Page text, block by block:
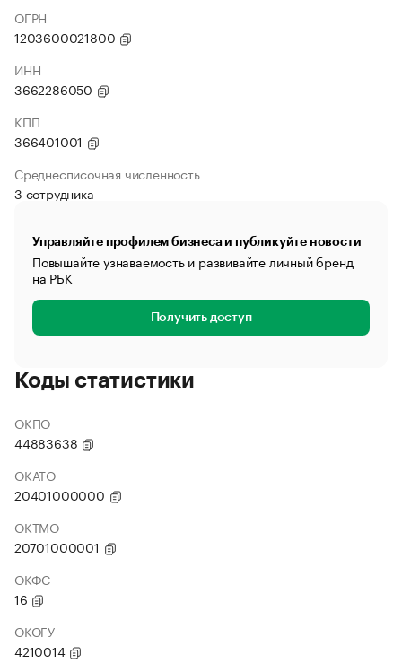
ОГРН
1203600021800
ИНН
3662286050
КПП
366401001
Среднесписочная численность
3 сотрудника
Управляйте профилем бизнеса и публикуйте новости
Повышайте узнаваемость и развивайте личный бренд
на РБК
Получить доступ
Коды статистики
ОКПО
44883638
ОКАТО
20401000000
ОКТМО
20701000001
ОКФС
16
ОКОГУ
4210014